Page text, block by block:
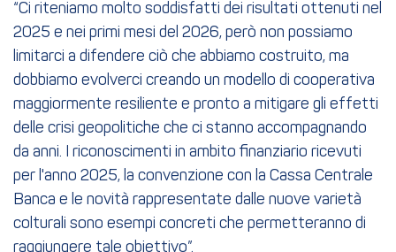
“Ci riteniamo molto soddisfatti dei risultati ottenuti nel
2025 e nei primi mesi del 2026, però non possiamo
limitarci a difendere ciò che abbiamo costruito, ma
dobbiamo evolverci creando un modello di cooperativa
maggiormente resiliente e pronto a mitigare gli effetti
delle crisi geopolitiche che ci stanno accompagnando
da anni. I riconoscimenti in ambito finanziario ricevuti
per l'anno 2025, la convenzione con la Cassa Centrale
Banca e le novità rappresentate dalle nuove varietà
colturali sono esempi concreti che permetteranno di
raggiungere tale obiettivo”.